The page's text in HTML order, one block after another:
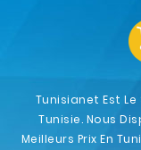
Tunisianet Est Le
Tunisie. Nous
Meilleurs Prix En